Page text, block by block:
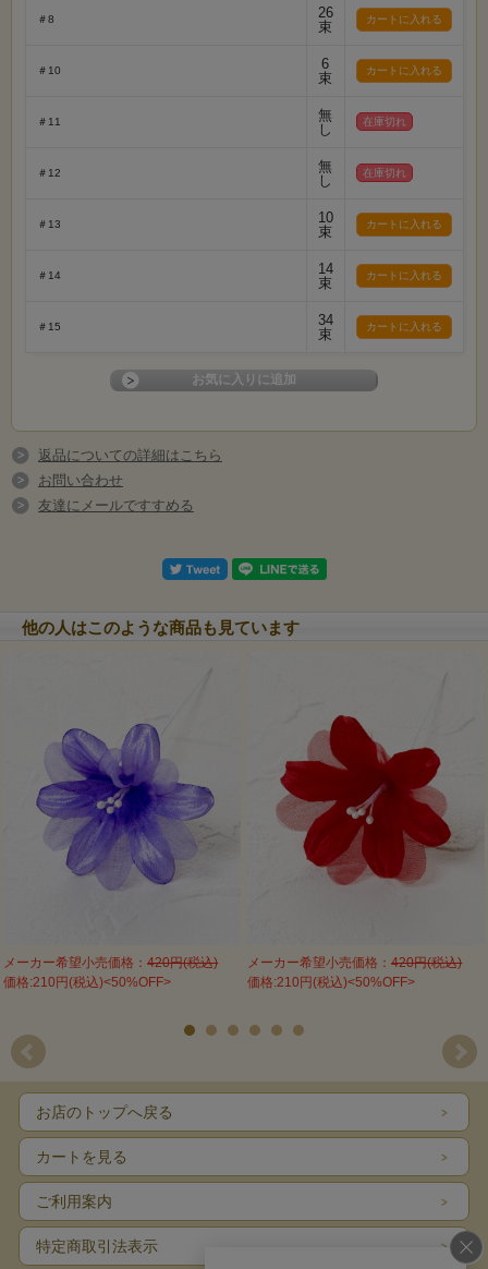
＃8
26
束
＃10
6
束
＃11
無
し
在庫切れ
＃12
無
し
在庫切れ
＃13
10
束
＃14
14
束
＃15
34
束
返品についての詳細はこちら
お問い合わせ
友達にメールですすめる
他の人はこのような商品も見ています
メーカー希望小売価格：420円(税込)
価格:210円(税込)<50%OFF>
メーカー希望小売価格：420円(税込)
価格:210円(税込)<50%OFF>
お店のトップへ戻る
カートを見る
ご利用案内
特定商取引法表示